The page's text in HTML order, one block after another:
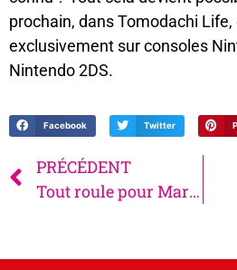
prochain, dans Tomodachi
exclusivement sur consoles
Nintendo 2DS.
Facebook Twitter
PRÉCÉDENT
Tout roule pour Mario Kart 8